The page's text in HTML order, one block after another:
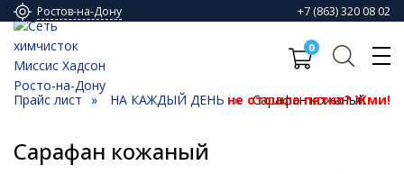
+7 (863) 320 08 02
Ростов-на-Дону
0
не отошло пятно? Жми!
Прайс лист НА КАЖДЫЙ ДЕНЬ Сарафан кожаный
Сарафан кожаный